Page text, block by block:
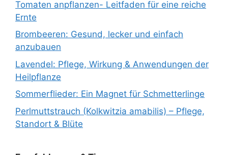
Tomaten anpflanzen- Leitfaden für eine reiche
Ernte
Brombeeren: Gesund, lecker und einfach
anzubauen
Lavendel: Pflege, Wirkung & Anwendungen der
Heilpflanze
Sommerflieder: Ein Magnet für Schmetterlinge
Perlmuttstrauch (Kolkwitzia amabilis) – Pflege,
Standort & Blüte